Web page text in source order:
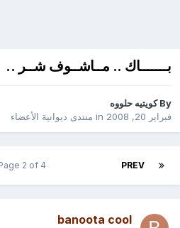
بـــــــاك .. مــاشــوف شــر ..
By كويتيه حلووه
فبراير 20, 2008
in منتدى ديوانية الأعضاء
PREV
Page 2 of 4
banoota cool